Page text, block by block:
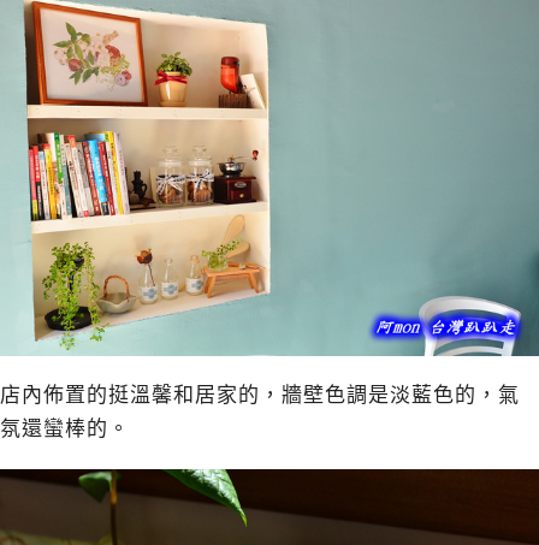
店內佈置的挺溫馨和居家的，牆壁色調是淡藍色的，氣
氛還蠻棒的。